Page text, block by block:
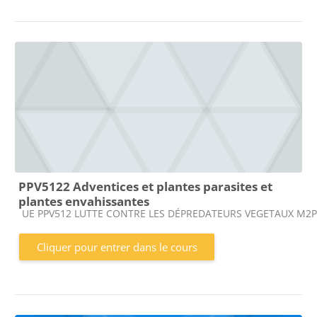
PPV5122 Adventices et plantes parasites et
plantes envahissantes
Catégorie de cours
UE PPV512 LUTTE CONTRE LES DÉPREDATEURS VEGETAUX
Cliquer pour entrer dans le cours